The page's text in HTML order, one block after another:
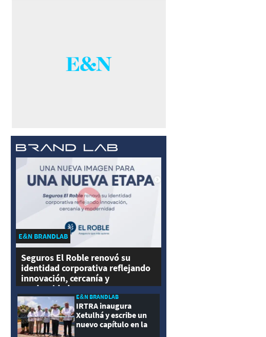
E&N BRANDLAB
Seguros El Roble renovó su
identidad corporativa reflejando
innovación, cercanía y
modernidad
E&N BRANDLAB
IRTRA inaugura
Xetulhá y escribe un
nuevo capítulo en la